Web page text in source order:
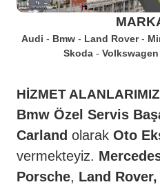
Audi Bmw Land Rover
Skoda
Volkswagen
HİZMET ALANLARIMIZ
Bmw Özel Servis
Carland olarak Oto
vermekteyiz.
Porsche, Land